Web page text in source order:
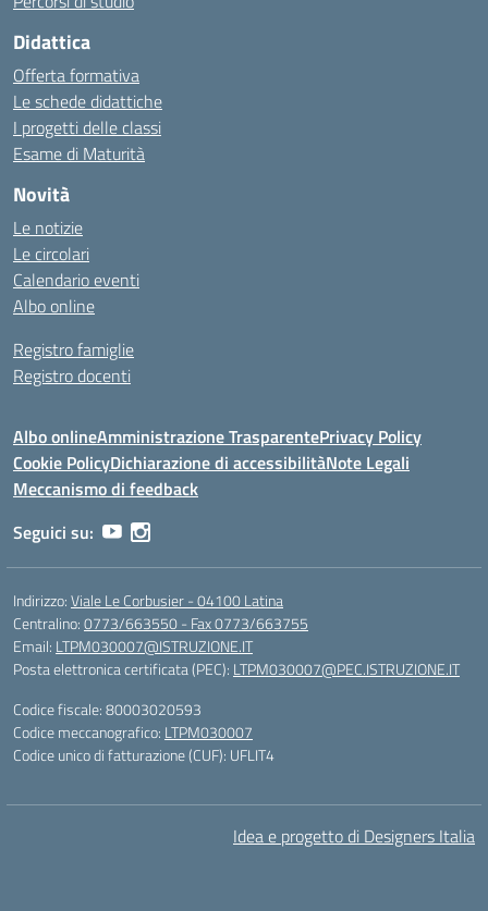
Didattica
Offerta formativa
Le schede didattiche
I progetti delle classi
Esame di Maturità
Novità
Le notizie
Le circolari
Calendario eventi
Albo online
Registro famiglie
Registro docenti
Albo onlineAmministrazione TrasparentePrivacy Policy
Cookie PolicyDichiarazione di accessibilitàNote Legali
Meccanismo di feedback
Seguici su:
Indirizzo:Viale Le Corbusier - 04100 Latina
Centralino:0773/663550 - Fax 0773/663755
Email: LTPM030007@ISTRUZIONE.IT
Posta elettronica certificata (PEC): LTPM030007@PEC.ISTRUZIONE.IT
Codice fiscale: 80003020593
Codice meccanografico: LTPM030007
Codice unico di fatturazione (CUF): UFLIT4
Idea e progetto di Designers Italia